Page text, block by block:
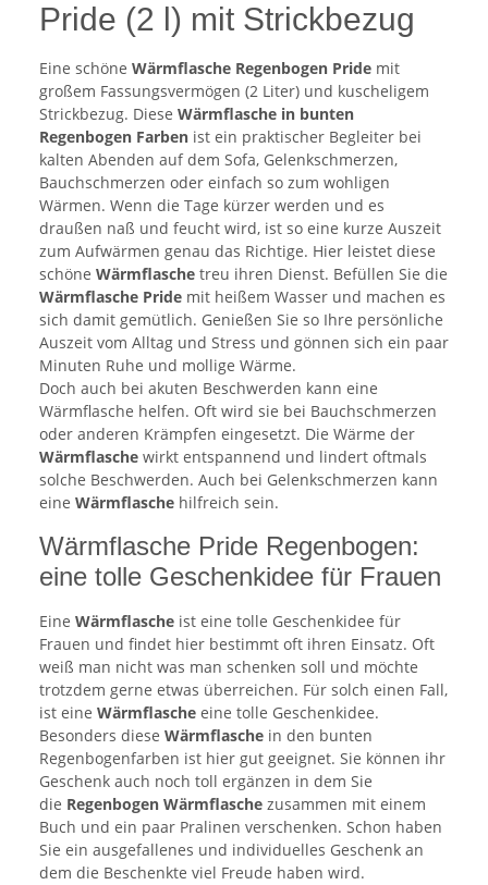
Pride (2 l) mit Strickbezug
Eine schöne Wärmflasche Regenbogen Pride mit
großem Fassungsvermögen (2 Liter) und kuscheligem
Strickbezug. Diese Wärmflasche in bunten
Regenbogen Farben ist ein praktischer Begleiter bei
kalten Abenden auf dem Sofa, Gelenkschmerzen,
Bauchschmerzen oder einfach so zum wohligen
Wärmen. Wenn die Tage kürzer werden und es
draußen naß und feucht wird, ist so eine kurze Auszeit
zum Aufwärmen genau das Richtige. Hier leistet diese
schöne Wärmflasche treu ihren Dienst. Befüllen Sie die
Wärmflasche Pride mit heißem Wasser und machen es
sich damit gemütlich. Genießen Sie so Ihre persönliche
Auszeit vom Alltag und Stress und gönnen sich ein paar
Minuten Ruhe und mollige Wärme.
Doch auch bei akuten Beschwerden kann eine
Wärmflasche helfen. Oft wird sie bei Bauchschmerzen
oder anderen Krämpfen eingesetzt. Die Wärme der
Wärmflasche wirkt entspannend und lindert oftmals
solche Beschwerden. Auch bei Gelenkschmerzen kann
eine Wärmflasche hilfreich sein.
Wärmflasche Pride Regenbogen:
eine tolle Geschenkidee für Frauen
Eine Wärmflasche ist eine tolle Geschenkidee für
Frauen und findet hier bestimmt oft ihren Einsatz. Oft
weiß man nicht was man schenken soll und möchte
trotzdem gerne etwas überreichen. Für solch einen Fall,
ist eine Wärmflasche eine tolle Geschenkidee.
Besonders diese Wärmflasche in den bunten
Regenbogenfarben ist hier gut geeignet. Sie können ihr
Geschenk auch noch toll ergänzen in dem Sie
die Regenbogen Wärmflasche zusammen mit einem
Buch und ein paar Pralinen verschenken. Schon haben
Sie ein ausgefallenes und individuelles Geschenk an
dem die Beschenkte viel Freude haben wird.